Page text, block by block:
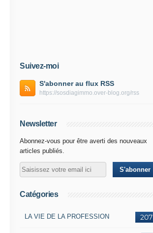
Suivez-moi
S'abonner au flux RSS
https://sosdiagimmo.over-blog.org/rss
Newsletter
Abonnez-vous pour être averti des nouveaux
articles publiés.
Catégories
207
LA VIE DE LA PROFESSION